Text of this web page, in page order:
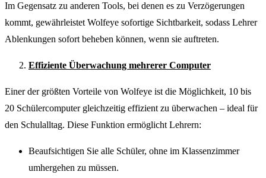
Im Gegensatz zu anderen Tools, bei denen es zu Verzögerungen
kommt, gewährleistet Wolfeye sofortige Sichtbarkeit, sodass Lehrer
Ablenkungen sofort beheben können, wenn sie auftreten.
Effiziente Überwachung mehrerer Computer
Einer der größten Vorteile von Wolfeye ist die Möglichkeit, 10 bis
20 Schülercomputer gleichzeitig effizient zu überwachen – ideal für
den Schulalltag. Diese Funktion ermöglicht Lehrern:
Beaufsichtigen Sie alle Schüler, ohne im Klassenzimmer
umhergehen zu müssen.